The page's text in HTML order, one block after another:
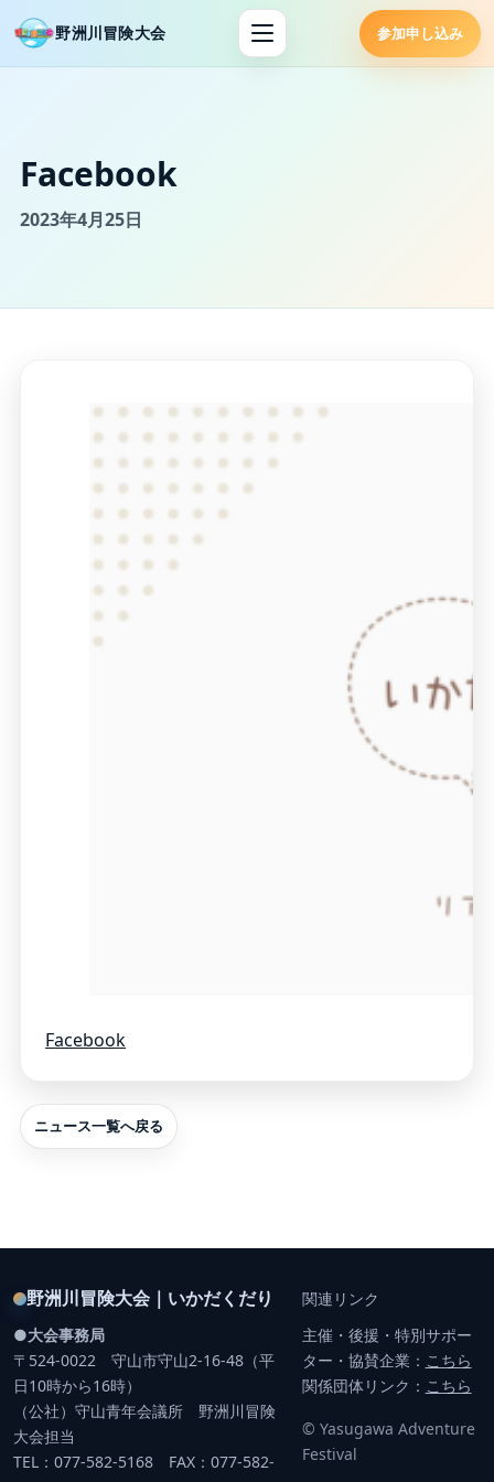
野洲川冒険大会 参加申し込み
Facebook
2023年4月25日
Facebook
ニュース一覧へ戻る
野洲川冒険大会｜いかだくだり
●大会事務局
〒524-0022 守山市守山2-16-48（平
日10時から16時）
（公社）守山青年会議所 野洲川冒険
大会担当
TEL：077-582-5168 FAX：077-582-
関連リンク
主催・後援・特別サポー
ター・協賛企業： こちら
関係団体リンク： こちら
© Yasugawa Adventure
Festival